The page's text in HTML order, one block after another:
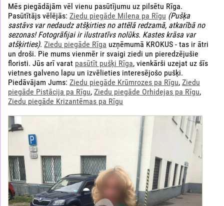
pasūtījumu?
Mēs piegādājām vēl vienu pasūtījumu uz pilsētu Rīga.
Pasūtītājs vēlējās: Ziedu piegāde Milena pa Rīgu (Pušķa
sastāvs var nedaudz atšķirties no attēlā redzamā, atkarībā no
sezonas! Fotogrāfijai ir ilustratīvs nolūks. Kastes krāsa var
atšķirties). Ziedu piegāde Rīga uzņēmumā KROKUS - tas ir ātri
un droši. Pie mums vienmēr ir svaigi ziedi un pieredzējušie
floristi. Jūs arī varat pasūtīt pušķi Rīga, vienkārši uzejat uz šīs
vietnes galveno lapu un izvēlieties interesējošo pušķi.
Piedāvājam Jums: Ziedu piegāde Krūmrozes pa Rīgu, Ziedu
piegāde Pistācija pa Rīgu, Ziedu piegāde Orhidejas pa Rīgu,
Ziedu piegāde Krizantēmas pa Rīgu